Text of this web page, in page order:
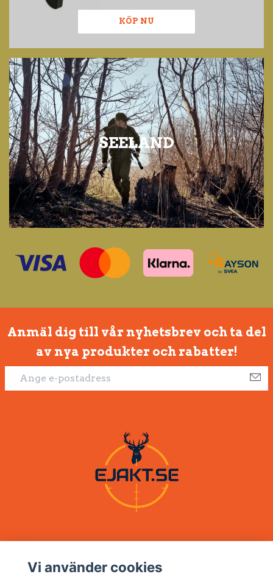
KÖP NU
SEELAND
Anmäl dig till vår nyhetsbrev och ta del
av nya produkter och rabatter!
Om oss
Vi använder cookies